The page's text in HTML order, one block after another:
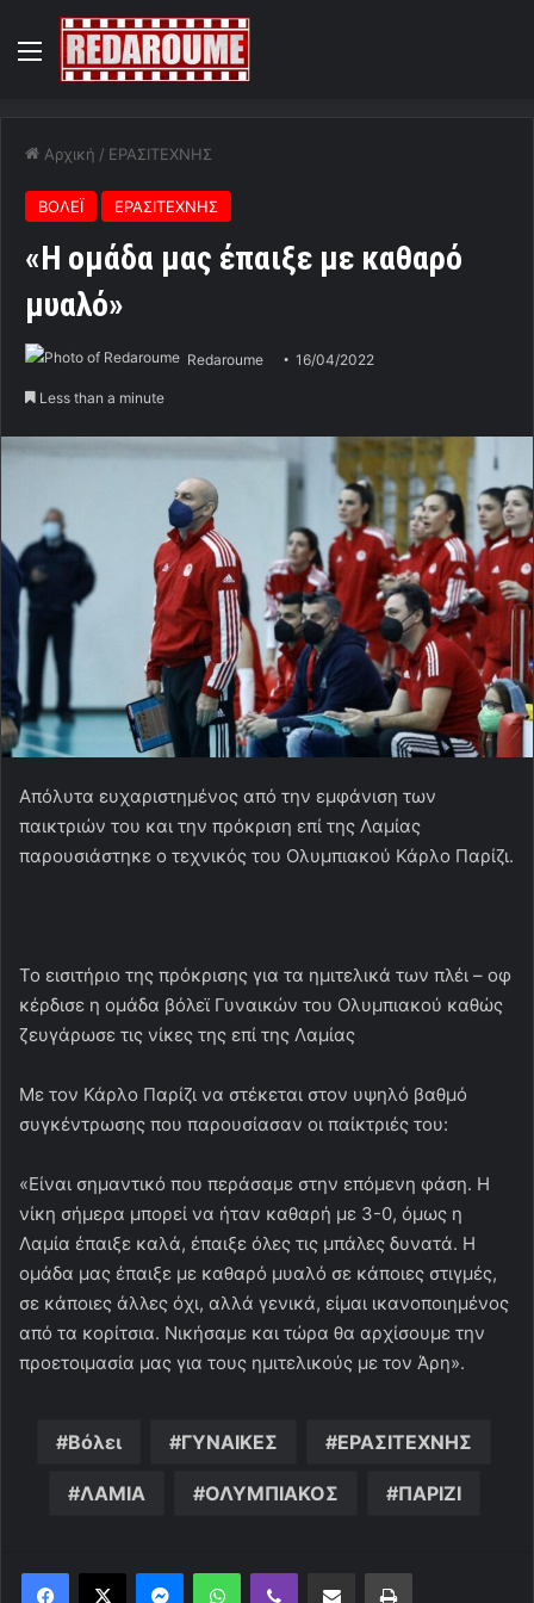
Menu
Αρχική / ΕΡΑΣΙΤΕΧΝΗΣ
ΒΟΛΕΪ ΕΡΑΣΙΤΕΧΝΗΣ
«Η ομάδα μας έπαιξε με καθαρό
μυαλό»
Redaroume 16/04/2022
Less than a minute
Απόλυτα ευχαριστημένος από την εμφάνιση των
παικτριών του και την πρόκριση επί της Λαμίας
παρουσιάστηκε ο τεχνικός του Ολυμπιακού Κάρλο Παρίζι.
Το εισιτήριο της πρόκρισης για τα ημιτελικά των πλέι – οφ
κέρδισε η ομάδα βόλεϊ Γυναικών του Ολυμπιακού καθώς
ζευγάρωσε τις νίκες της επί της Λαμίας
Με τον Κάρλο Παρίζι να στέκεται στον υψηλό βαθμό
συγκέντρωσης που παρουσίασαν οι παίκτριές του:
«Είναι σημαντικό που περάσαμε στην επόμενη φάση. Η
νίκη σήμερα μπορεί να ήταν καθαρή με 3-0, όμως η
Λαμία έπαιξε καλά, έπαιξε όλες τις μπάλες δυνατά. Η
ομάδα μας έπαιξε με καθαρό μυαλό σε κάποιες στιγμές,
σε κάποιες άλλες όχι, αλλά γενικά, είμαι ικανοποιημένος
από τα κορίτσια. Νικήσαμε και τώρα θα αρχίσουμε την
προετοιμασία μας για τους ημιτελικούς με τον Άρη».
Βόλει ΓΥΝΑΙΚΕΣ ΕΡΑΣΙΤΕΧΝΗΣ
ΛΑΜΙΑ ΟΛΥΜΠΙΑΚΟΣ ΠΑΡΙΖΙ
MessengerWhatsAppViber Κοινοποίηση μέσω ηλεκτρονικού ταχυδρομείουΕκτύπωση